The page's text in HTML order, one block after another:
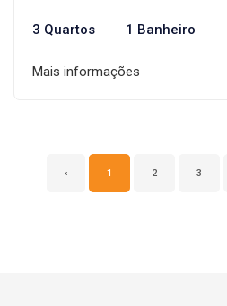
3 Quartos 1 Banheiro
Mais informações
‹ 1 2 3